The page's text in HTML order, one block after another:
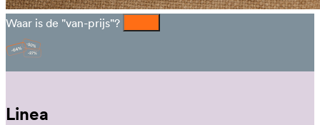
Waar is de "van-prijs"?
Linea